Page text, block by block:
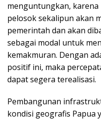
menguntungkan, karena
pelosok sekalipun akan
pemerintah dan akan
sebagai modal untuk
kemakmuran. Dengan
positif ini, maka
dapat segera terealisasi.
Pembangunan
kondisi geografis Papua